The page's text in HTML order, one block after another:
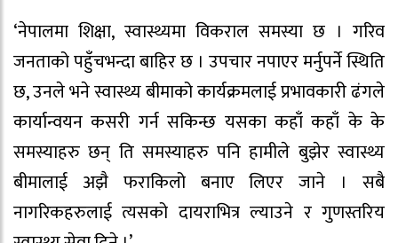
‘नेपालमा शिक्षा, स्वास्थ्यमा विकराल समस्या छ । गरिव
जनताको पहुँचभन्दा बाहिर छ । उपचार नपाएर मर्नुपर्ने स्थिति
छ, उनले भने स्वास्थ्य बीमाको कार्यक्रमलाई प्रभावकारी ढंगले
कार्यान्वयन कसरी गर्न सकिन्छ यसका कहाँ कहाँ के के
समस्याहरु छन् ति समस्याहरु पनि हामीले बुझेर स्वास्थ्य
बीमालाई अझै फराकिलो बनाए लिएर जाने । सबै
नागरिकहरुलाई त्यसको दायराभित्र ल्याउने र गुणस्तरिय